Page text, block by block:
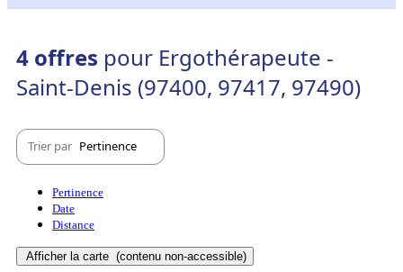
4 offres pour Ergothérapeute -
Saint-Denis (97400, 97417, 97490)
Trier par Pertinence
Pertinence
Date
Distance
Afficher la carte (contenu non-accessible)